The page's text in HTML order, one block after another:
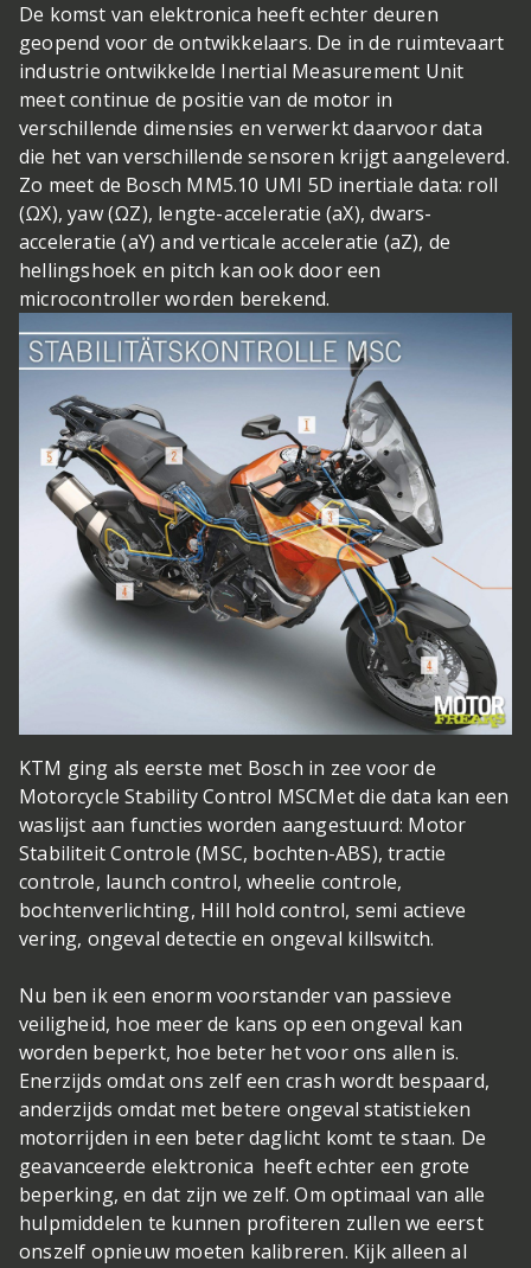
De komst van elektronica heeft echter deuren
geopend voor de ontwikkelaars. De in de ruimtevaart
industrie ontwikkelde Inertial Measurement Unit
meet continue de positie van de motor in
verschillende dimensies en verwerkt daarvoor data
die het van verschillende sensoren krijgt aangeleverd.
Zo meet de Bosch MM5.10 UMI 5D inertiale data: roll
(ΩX), yaw (ΩZ), lengte-acceleratie (aX), dwars-
acceleratie (aY) and verticale acceleratie (aZ), de
hellingshoek en pitch kan ook door een
microcontroller worden berekend.
KTM ging als eerste met Bosch in zee voor de
Motorcycle Stability Control MSCMet die data kan een
waslijst aan functies worden aangestuurd: Motor
Stabiliteit Controle (MSC, bochten-ABS), tractie
controle, launch control, wheelie controle,
bochtenverlichting, Hill hold control, semi actieve
vering, ongeval detectie en ongeval killswitch.
Nu ben ik een enorm voorstander van passieve
veiligheid, hoe meer de kans op een ongeval kan
worden beperkt, hoe beter het voor ons allen is.
Enerzijds omdat ons zelf een crash wordt bespaard,
anderzijds omdat met betere ongeval statistieken
motorrijden in een beter daglicht komt te staan. De
geavanceerde elektronica heeft echter een grote
beperking, en dat zijn we zelf. Om optimaal van alle
hulpmiddelen te kunnen profiteren zullen we eerst
onszelf opnieuw moeten kalibreren. Kijk alleen al